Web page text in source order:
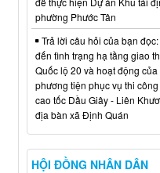
phường Phước Tân
Trả lời câu hỏi của bạn
đến tình trạng hạ tầng giao
Quốc lộ 20 và hoạt động của
phương tiện phục vụ thi
cao tốc Dầu Giây - Liên
địa bàn xã Định Quán
HỘI ĐỒNG NHÂN DÂN